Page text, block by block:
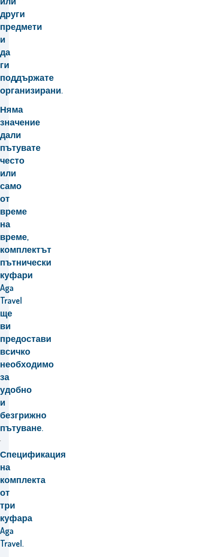
други
предмети
и
да
ги
поддържате
организирани.
Няма
значение
дали
пътувате
често
или
само
от
време
на
време,
комплектът
пътнически
куфари
Aga
Travel
ще
ви
предостави
всичко
необходимо
за
удобно
и
безгрижно
пътуване.
Спецификация
на
комплекта
от
три
куфара
Aga
Travel.